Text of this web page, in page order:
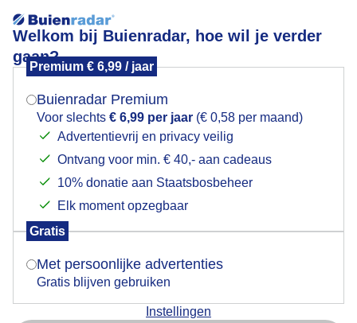
Welkom bij Buienradar, hoe wil je verder
gaan?
Premium € 6,99 / jaar
Buienradar Premium
Voor slechts € 6,99 per jaar (€ 0,58 per maand)
Advertentievrij en privacy veilig
Ontvang voor min. € 40,- aan cadeaus
10% donatie aan Staatsbosbeheer
Elk moment opzegbaar
Gratis
Met persoonlijke advertenties
Gratis blijven gebruiken
Instellingen
Vrij zonnige warme dag ook wat sluierwolken
Mogen we je locatie gebruiken voor het
Indien je hier nog geen akkoord op hebt gegeven,
verschijnt er zo een pop-up uit je browser waarin
Is goed, toon de popup
Nu niet, misschien later